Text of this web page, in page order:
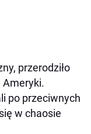
przerodziło
Ameryki.
po przeciwnych
w chaosie